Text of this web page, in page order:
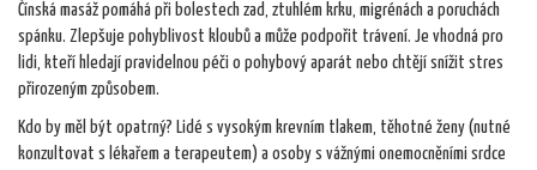
Čínská masáž pomáhá při bolestech zad, ztuhlém krku, migrénách a poruchách
spánku. Zlepšuje pohyblivost kloubů a může podpořit trávení. Je vhodná pro
lidi, kteří hledají pravidelnou péči o pohybový aparát nebo chtějí snížit stres
přirozeným způsobem.
Kdo by měl být opatrný? Lidé s vysokým krevním tlakem, těhotné ženy (nutné
konzultovat s lékařem a terapeutem) a osoby s vážnými onemocněními srdce